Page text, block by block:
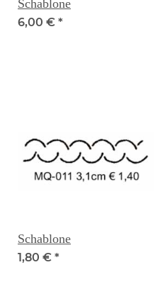
Schablone
6,00 € *
Schablone
1,80 € *